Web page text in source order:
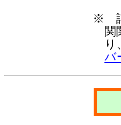
※
関
り
バ